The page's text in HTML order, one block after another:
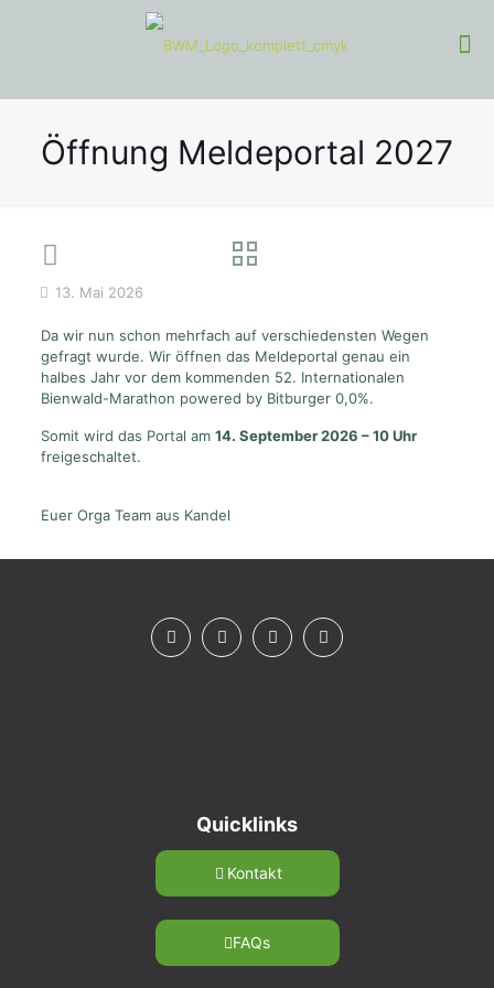
Öffnung Meldeportal 2027
13. Mai 2026
Da wir nun schon mehrfach auf verschiedensten Wegen
gefragt wurde. Wir öffnen das Meldeportal genau ein
halbes Jahr vor dem kommenden 52. Internationalen
Bienwald-Marathon powered by Bitburger 0,0%.
Somit wird das Portal am 14. September 2026 – 10 Uhr
freigeschaltet.
Euer Orga Team aus Kandel
Quicklinks
Kontakt
FAQs